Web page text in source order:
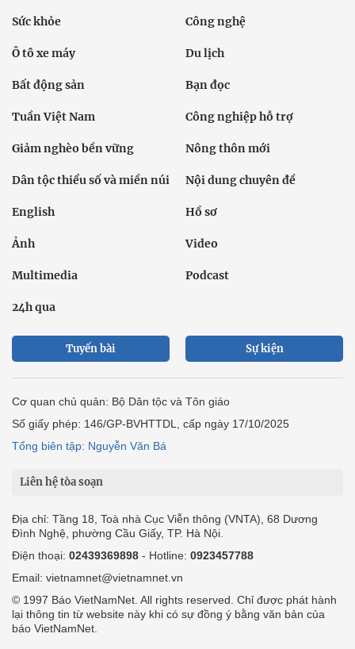
Sức khỏe Công nghệ
Ô tô xe máy Du lịch
Bất động sản Bạn đọc
Tuần Việt Nam Công nghiệp hỗ trợ
Giảm nghèo bền vững Nông thôn mới
Dân tộc thiểu số và miền núi Nội dung chuyên đề
English Hồ sơ
Ảnh Video
Multimedia Podcast
24h qua
Tuyến bài Sự kiện
Cơ quan chủ quản: Bộ Dân tộc và Tôn giáo
Số giấy phép: 146/GP-BVHTTDL, cấp ngày 17/10/2025
Tổng biên tập: Nguyễn Văn Bá
Liên hệ tòa soạn
Địa chỉ: Tầng 18, Toà nhà Cục Viễn thông (VNTA), 68 Dương
Đình Nghệ, phường Cầu Giấy, TP. Hà Nội.
Điện thoại: 02439369898 - Hotline: 0923457788
Email: vietnamnet@vietnamnet.vn
© 1997 Báo VietNamNet. All rights reserved. Chỉ được phát hành
lại thông tin từ website này khi có sự đồng ý bằng văn bản của
báo VietNamNet.